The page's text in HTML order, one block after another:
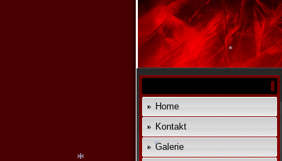
Home
Kontakt
Galerie
*
*